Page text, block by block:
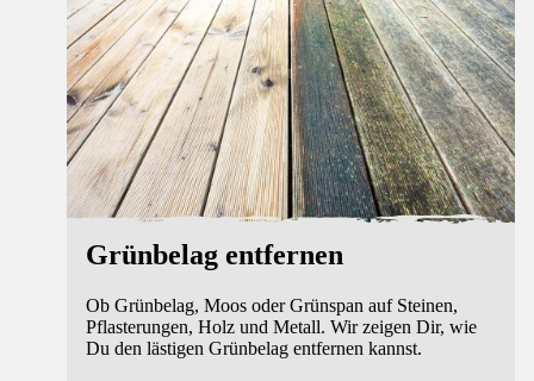
Grünbelag entfernen
Ob Grünbelag, Moos oder Grünspan auf Steinen,
Pflasterungen, Holz und Metall. Wir zeigen Dir, wie
Du den lästigen Grünbelag entfernen kannst.